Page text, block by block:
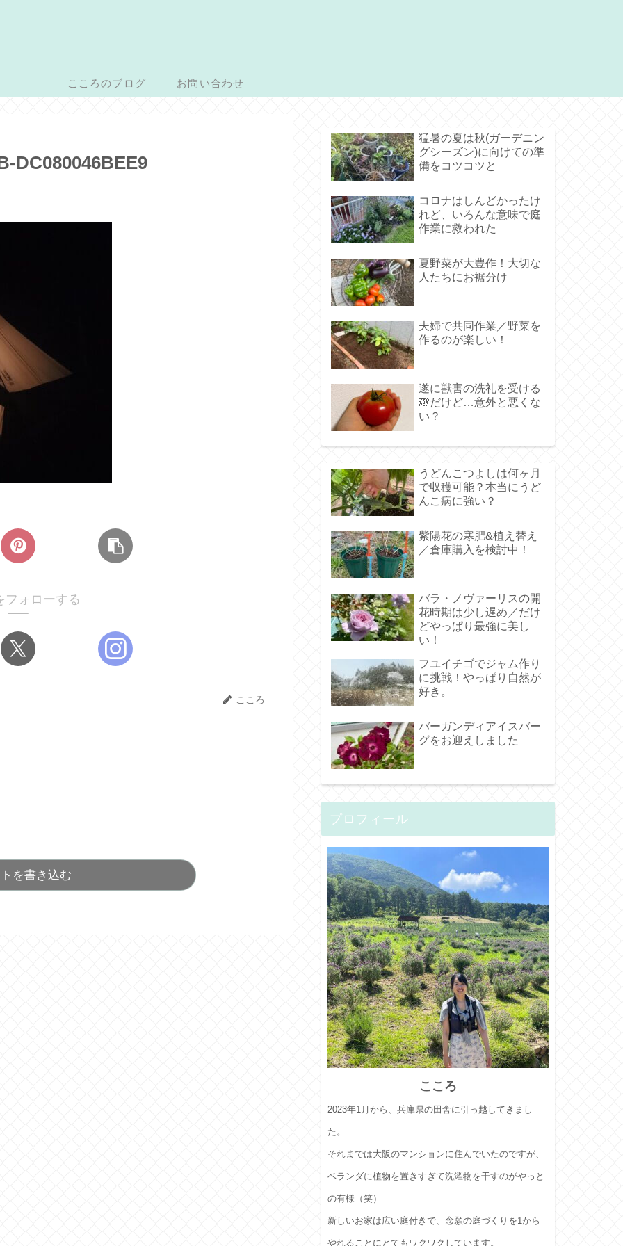
こころのブログ お問い合わせ
DC080046BEE9
フォローする
こころ
を書き込む
猛暑の夏は秋(ガーデニン
グシーズン)に向けての準
備をコツコツと
コロナはしんどかったけ
れど、いろんな意味で庭
作業に救われた
夏野菜が大豊作！大切な
人たちにお裾分け
夫婦で共同作業／野菜を
作るのが楽しい！
遂に獣害の洗礼を受ける
🙈だけど…意外と悪くな
い？
うどんこつよしは何ヶ月
で収穫可能？本当にうど
んこ病に強い？
紫陽花の寒肥&植え替え
／倉庫購入を検討中！
バラ・ノヴァーリスの開
花時期は少し遅め／だけ
どやっぱり最強に美し
い！
フユイチゴでジャム作り
に挑戦！やっぱり自然が
好き。
バーガンディアイスバー
グをお迎えしました
プロフィール
こころ
2023年1月から、兵庫県の田舎に引っ越してきまし
た。
それまでは大阪のマンションに住んでいたのですが、
ベランダに植物を置きすぎて洗濯物を干すのがやっと
の有様（笑）
新しいお家は広い庭付きで、念願の庭づくりを1から
やれることにとてもワクワクしています。